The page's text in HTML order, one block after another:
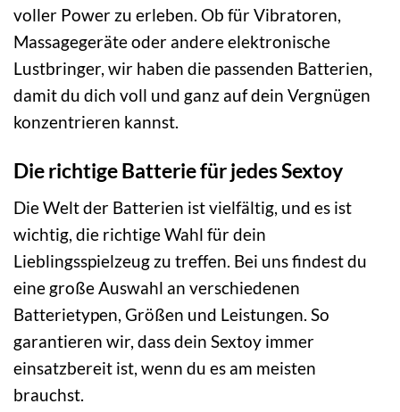
voller Power zu erleben. Ob für Vibratoren,
Massagegeräte oder andere elektronische
Lustbringer, wir haben die passenden Batterien,
damit du dich voll und ganz auf dein Vergnügen
konzentrieren kannst.
Die richtige Batterie für jedes Sextoy
Die Welt der Batterien ist vielfältig, und es ist
wichtig, die richtige Wahl für dein
Lieblingsspielzeug zu treffen. Bei uns findest du
eine große Auswahl an verschiedenen
Batterietypen, Größen und Leistungen. So
garantieren wir, dass dein Sextoy immer
einsatzbereit ist, wenn du es am meisten
brauchst.